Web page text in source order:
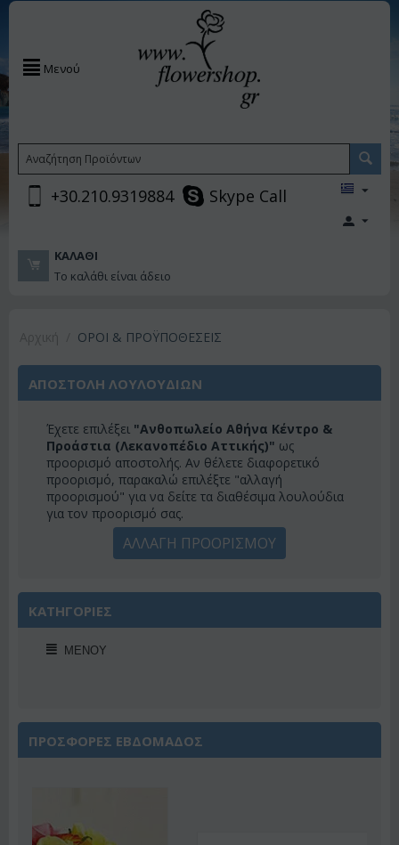
Μενού
+30.210.9319884 Skype Call
ΚΑΛΆΘΙ
Το καλάθι είναι άδειο
ΟΡΟΙ & ΠΡΟΫΠΟΘΕΣΕΙΣ
ΑΠΟΣΤΟΛΗ ΛΟΥΛΟΥΔΙΩΝ
Έχετε επιλέξει "Ανθοπωλείο Αθήνα Κέντρο &
Προάστια (Λεκανοπέδιο Αττικής)" ως
προορισμό αποστολής. Αν θέλετε διαφορετικό
προορισμό, παρακαλώ επιλέξτε "αλλαγή
προορισμού" για να δείτε τα διαθέσιμα λουλούδια
για τον προορισμό σας.
ΑΛΛΑΓΗ ΠΡΟΟΡΙΣΜΟΥ
ΚΑΤΗΓΟΡΙΕΣ
ΜΕΝΟΎ
ΠΡΟΣΦΟΡΕΣ ΕΒΔΟΜΑΔΟΣ